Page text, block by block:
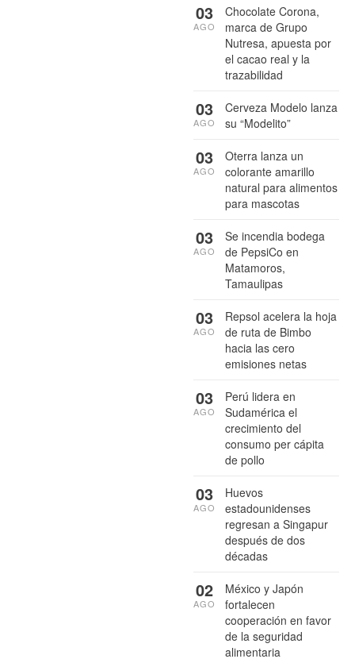
Chocolate Corona,
marca de Grupo
Nutresa, apuesta por
el cacao real y la
trazabilidad
03
AGO
Cerveza Modelo lanza
su “Modelito”
03
AGO
Oterra lanza un
colorante amarillo
natural para alimentos
para mascotas
03
AGO
Se incendia bodega
de PepsiCo en
Matamoros,
Tamaulipas
03
AGO
Repsol acelera la hoja
de ruta de Bimbo
hacia las cero
emisiones netas
03
AGO
Perú lidera en
Sudamérica el
crecimiento del
consumo per cápita
de pollo
03
AGO
Huevos
estadounidenses
regresan a Singapur
después de dos
décadas
03
AGO
México y Japón
fortalecen
cooperación en favor
de la seguridad
alimentaria
02
AGO